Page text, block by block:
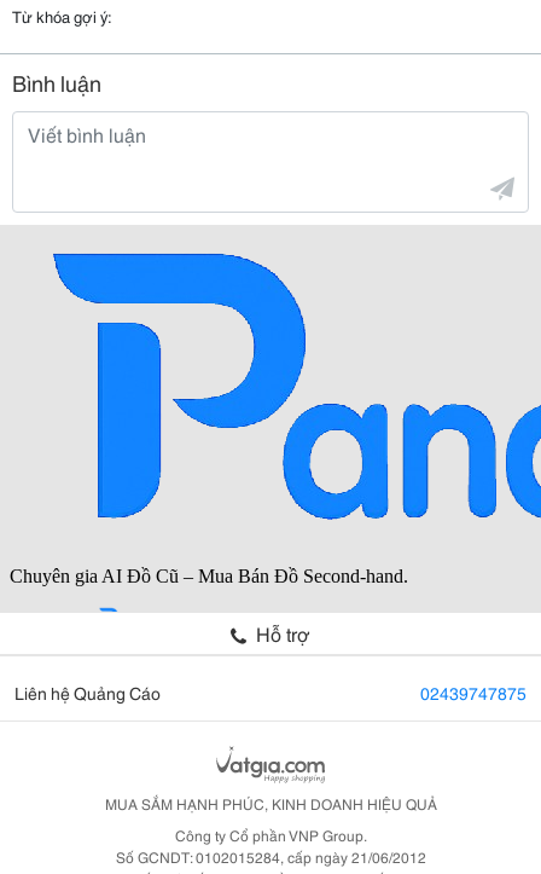
Từ khóa gợi ý:
Bình luận
Hỗ trợ
Liên hệ Quảng Cáo 02439747875
MUA SẮM HẠNH PHÚC, KINH DOANH HIỆU QUẢ
Công ty Cổ phần VNP Group.
Số GCNDT: 0102015284, cấp ngày 21/06/2012